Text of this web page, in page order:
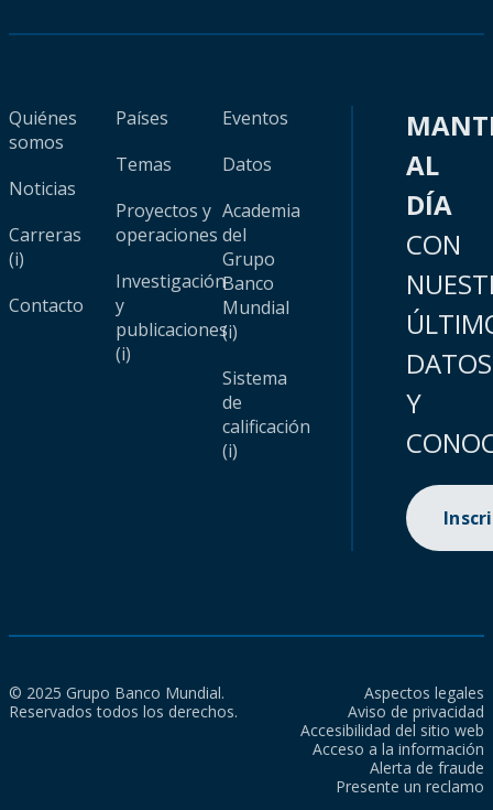
Quiénes
somos
Noticias
Carreras
(i)
Contacto
Países
Temas
Proyectos y
operaciones
Investigación
y
publicaciones
(i)
Eventos
Datos
Academia
del
Grupo
Banco
Mundial
(i)
Sistema
de
calificación
(i)
AL
DÍA
CON
DATOS
Y
© 2025 Grupo Banco Mundial.
Reservados todos los derechos.
Aspectos legales
Aviso de privacidad
Accesibilidad del sitio web
Acceso a la información
Alerta de fraude
Presente un reclamo